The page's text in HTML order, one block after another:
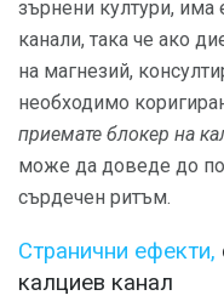
зърнени култури, има
канали, така че ако
на магнезий,
необходимо
приемате блокер на
може да доведе до
сърдечен ритъм.
Странични ефекти,
калциев канал